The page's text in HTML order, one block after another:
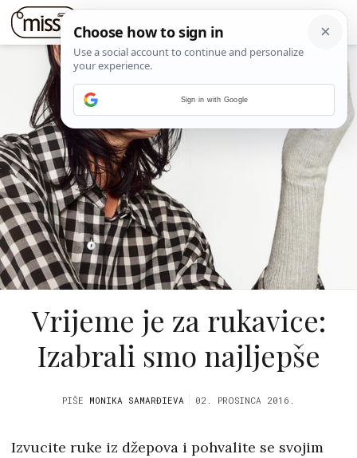
Vrijeme je za rukavice:
Izabrali smo najljepše
PIŠE MONIKA SAMARĐIEVA 02. PROSINCA 2016.
Izvucite ruke iz džepova i pohvalite se svojim
Sign in with Google